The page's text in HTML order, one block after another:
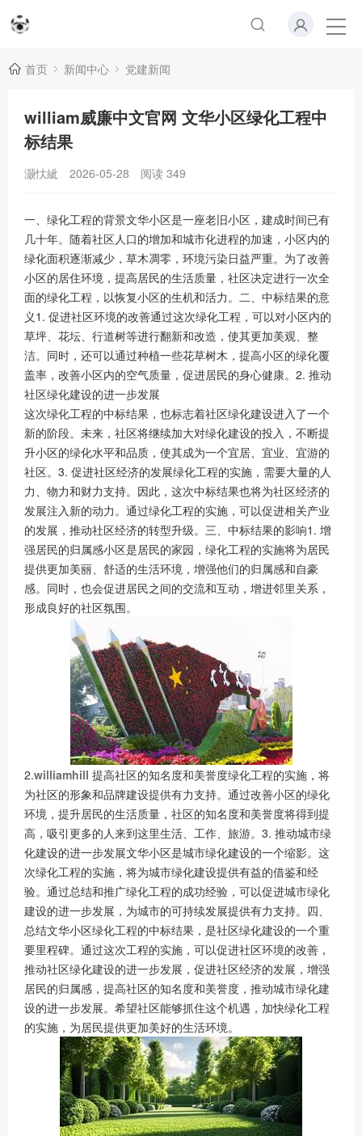
首页 新闻中心 党建新闻
william威廉中文官网 文华小区绿化工程中
标结果
灏忕紪 2026-05-28 阅读 349
一、绿化工程的背景文华小区是一座老旧小区，建成时间已有
几十年。随着社区人口的增加和城市化进程的加速，小区内的
绿化面积逐渐减少，草木凋零，环境污染日益严重。为了改善
小区的居住环境，提高居民的生活质量，社区决定进行一次全
面的绿化工程，以恢复小区的生机和活力。二、中标结果的意
义1. 促进社区环境的改善通过这次绿化工程，可以对小区内的
草坪、花坛、行道树等进行翻新和改造，使其更加美观、整
洁。同时，还可以通过种植一些花草树木，提高小区的绿化覆
盖率，改善小区内的空气质量，促进居民的身心健康。2. 推动
社区绿化建设的进一步发展
这次绿化工程的中标结果，也标志着社区绿化建设进入了一个
新的阶段。未来，社区将继续加大对绿化建设的投入，不断提
升小区的绿化水平和品质，使其成为一个宜居、宜业、宜游的
社区。3. 促进社区经济的发展绿化工程的实施，需要大量的人
力、物力和财力支持。因此，这次中标结果也将为社区经济的
发展注入新的动力。通过绿化工程的实施，可以促进相关产业
的发展，推动社区经济的转型升级。三、中标结果的影响1. 增
强居民的归属感小区是居民的家园，绿化工程的实施将为居民
提供更加美丽、舒适的生活环境，增强他们的归属感和自豪
感。同时，也会促进居民之间的交流和互动，增进邻里关系，
形成良好的社区氛围。
2.williamhill 提高社区的知名度和美誉度绿化工程的实施，将
为社区的形象和品牌建设提供有力支持。通过改善小区的绿化
环境，提升居民的生活质量，社区的知名度和美誉度将得到提
高，吸引更多的人来到这里生活、工作、旅游。3. 推动城市绿
化建设的进一步发展文华小区是城市绿化建设的一个缩影。这
次绿化工程的实施，将为城市绿化建设提供有益的借鉴和经
验。通过总结和推广绿化工程的成功经验，可以促进城市绿化
建设的进一步发展，为城市的可持续发展提供有力支持。四、
总结文华小区绿化工程的中标结果，是社区绿化建设的一个重
要里程碑。通过这次工程的实施，可以促进社区环境的改善，
推动社区绿化建设的进一步发展，促进社区经济的发展，增强
居民的归属感，提高社区的知名度和美誉度，推动城市绿化建
设的进一步发展。希望社区能够抓住这个机遇，加快绿化工程
的实施，为居民提供更加美好的生活环境。